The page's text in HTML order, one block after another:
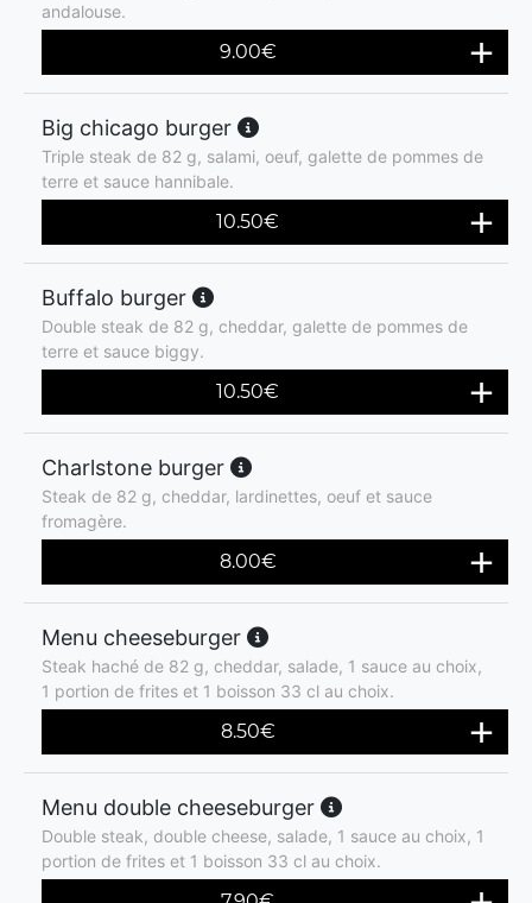
andalouse.
9.00€
Big chicago burger
Triple steak de 82 g, salami, oeuf, galette de pommes de
terre et sauce hannibale.
10.50€
Buffalo burger
Double steak de 82 g, cheddar, galette de pommes de
terre et sauce biggy.
10.50€
Charlstone burger
Steak de 82 g, cheddar, lardinettes, oeuf et sauce
fromagère.
8.00€
Menu cheeseburger
Steak haché de 82 g, cheddar, salade, 1 sauce au choix,
1 portion de frites et 1 boisson 33 cl au choix.
8.50€
Menu double cheeseburger
Double steak, double cheese, salade, 1 sauce au choix, 1
portion de frites et 1 boisson 33 cl au choix.